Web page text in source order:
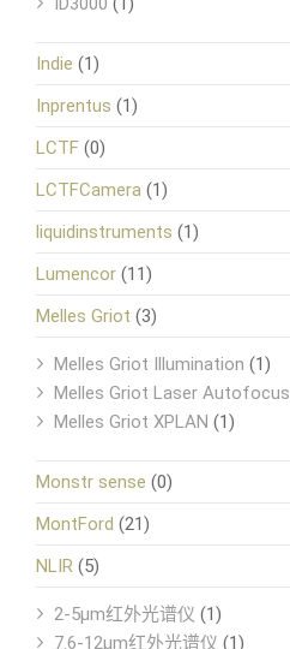
Indie (1)
Inprentus (1)
LCTF (0)
LCTFCamera (1)
liquidinstruments (1)
Lumencor (11)
Melles Griot (3)
Melles Griot Illumination (1)
Melles Griot Laser Autofocus
Melles Griot XPLAN (1)
Monstr sense (0)
MontFord (21)
NLIR (5)
2-5μm红外光谱仪 (1)
7.6-12μm红外光谱仪 (1)